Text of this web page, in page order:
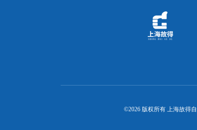
©2026 版权所有 上海故得